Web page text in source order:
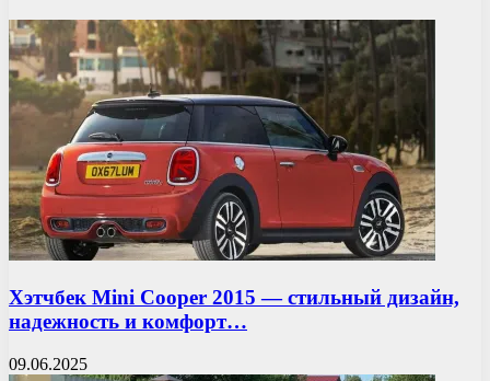
Хэтчбек Mini Cooper 2015 — стильный дизайн,
надежность и комфорт…
09.06.2025